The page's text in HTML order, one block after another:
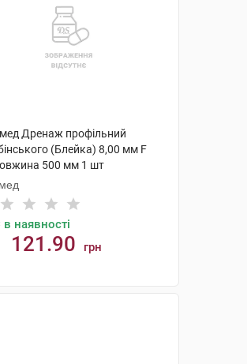
Дренаж профільний
(Блейка) 8,00 мм F
500 мм 1 шт
в наявності
121.90 грн